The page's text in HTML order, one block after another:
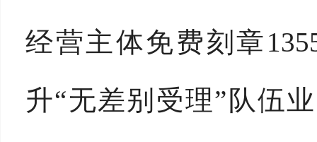
经营主体免费刻章
升“无差别受理”队伍